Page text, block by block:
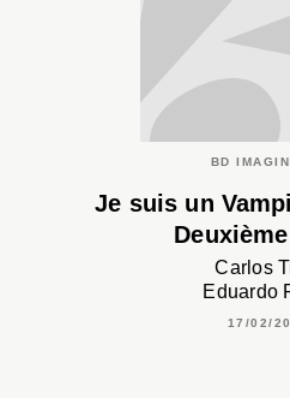
BD
Je suis un
Carlos
Eduardo
17/02/